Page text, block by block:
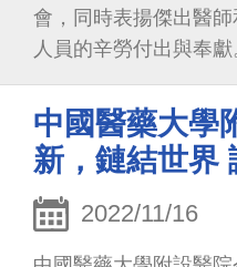
會，同時表揚傑出醫
人員的辛勞付出與奉
體同仁，秉持「取之
康，在創新尖端醫療
療亮點。
中國醫藥大學
新，鏈結世界
2022/11/16